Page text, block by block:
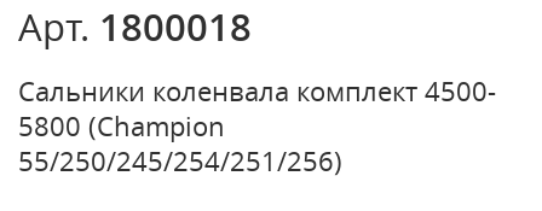
Арт. 1800018
Сальники коленвала комплект 4500-
5800 (Champion
55/250/245/254/251/256)